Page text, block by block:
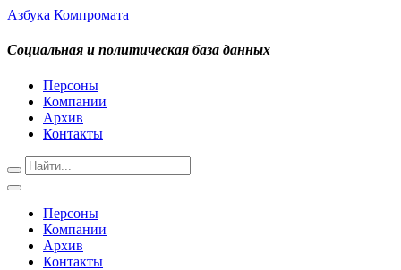
Азбука Компромата
Социальная и политическая база данных
Персоны
Компании
Архив
Контакты
Персоны
Компании
Архив
Контакты